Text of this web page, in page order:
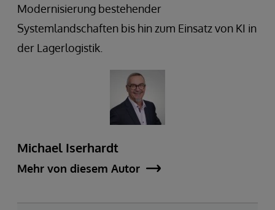
Modernisierung bestehender
Systemlandschaften bis hin zum Einsatz von KI in
der Lagerlogistik.
Michael Iserhardt
Mehr von diesem Autor